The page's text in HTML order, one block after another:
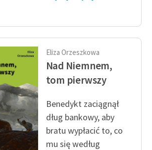
Eliza Orzeszkowa
Nad Niemnem,
tom pierwszy
Benedykt zaciągnął
dług bankowy, aby
bratu wypłacić to, co
mu się według